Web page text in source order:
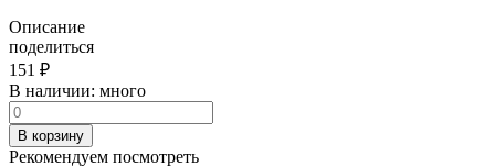
Описание
поделиться
151 ₽
В наличии: много
В корзину
Рекомендуем посмотреть